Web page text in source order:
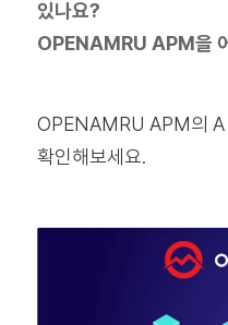
있나요?
OPENAMRU APM을
OPENAMRU APM의 A
확인해보세요.